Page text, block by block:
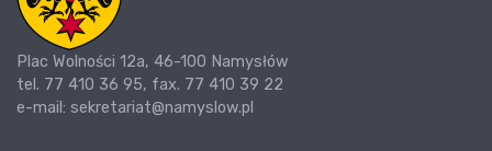
Plac Wolności 12a, 46-100 Namysłów
tel. 77 410 36 95, fax. 77 410 39 22
e-mail: sekretariat@namyslow.pl